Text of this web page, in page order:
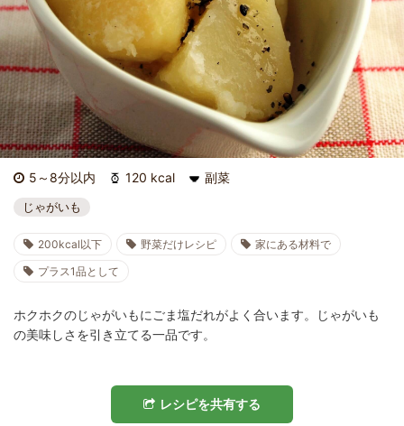
5～8分以内 120 kcal 副菜
じゃがいも
200kcal以下 野菜だけレシピ
家にある材料で
プラス1品として
ホクホクのじゃがいもにごま塩だれがよく合います。じゃがいも
の美味しさを引き立てる一品です。
レシピを共有する